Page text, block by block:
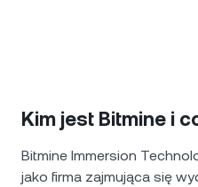
Kim jest Bitmine i
Bitmine Immersion
jako firma zajmująca się